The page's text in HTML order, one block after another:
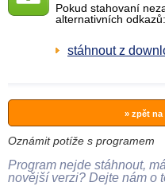
Pokud stahovaní
alternativních odkazů:
stáhnout z
» zpět
Oznámit potíže s programem
Program nejde stáhnout,
novější verzi? Dejte nám o